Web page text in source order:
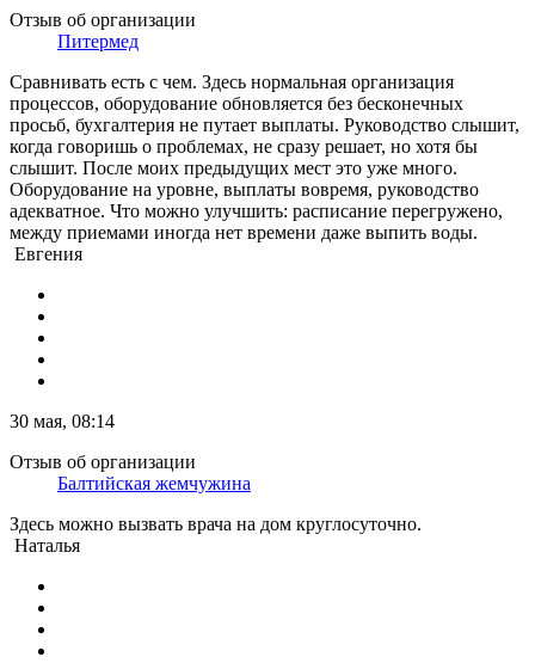
Отзыв об организации
Питермед
Сравнивать есть с чем. Здесь нормальная организация
процессов, оборудование обновляется без бесконечных
просьб, бухгалтерия не путает выплаты. Руководство слышит,
когда говоришь о проблемах, не сразу решает, но хотя бы
слышит. После моих предыдущих мест это уже много.
Оборудование на уровне, выплаты вовремя, руководство
адекватное. Что можно улучшить: расписание перегружено,
между приемами иногда нет времени даже выпить воды.
Евгения
30 мая, 08:14
Отзыв об организации
Балтийская жемчужина
Здесь можно вызвать врача на дом круглосуточно.
Наталья